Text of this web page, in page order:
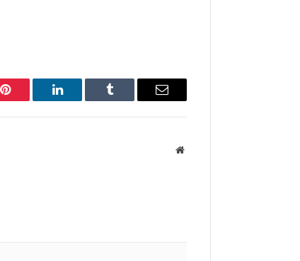
Pinterest LinkedIn Tumblr Имэйл
Вэбсайт